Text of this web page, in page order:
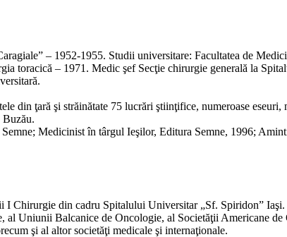
– 1952-1955. Studii universitare: Facultatea de
toracică – 1971. Medic şef Secţie chirurgie generală la
din ţară şi străinătate 75 lucrări ştiinţifice, numeroase
Medicinist în târgul Ieşilor, Editura Semne, 1996;
Chirurgie din cadru Spitalului Universitar „Sf. Spiridon”
Uniunii Balcanice de Oncologie, al Societăţii Americane
şi al altor societăţi medicale şi internaţionale.